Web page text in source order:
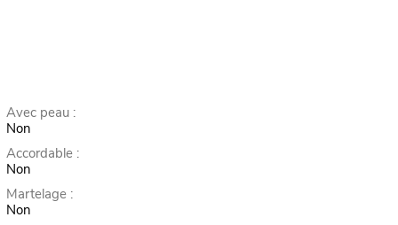
Avec peau :
Non
Accordable :
Non
Martelage :
Non